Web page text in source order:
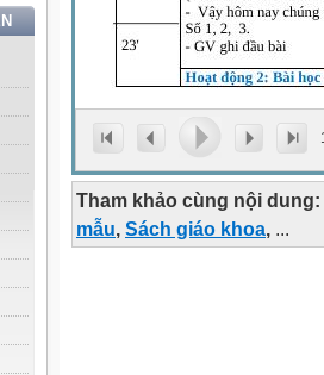
Tham khảo cùng nội dung:
mẫu, Sách giáo khoa, ...